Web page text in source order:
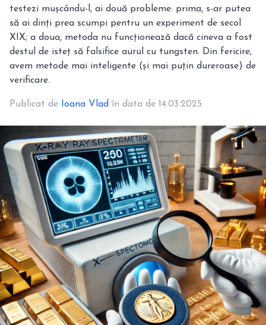
testezi mușcându-l, ai două probleme: prima, s-ar putea
să ai dinți prea scumpi pentru un experiment de secol
XIX; a doua, metoda nu funcționează dacă cineva a fost
destul de isteț să falsifice aurul cu tungsten. Din fericire,
avem metode mai inteligente (și mai puțin dureroase) de
verificare.
Publicat de Ioana Vlad în data de 14.03.2025